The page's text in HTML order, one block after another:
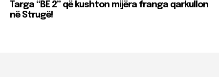
Targa “BE 2” që kushton mijëra franga qarkullon
në Strugë!